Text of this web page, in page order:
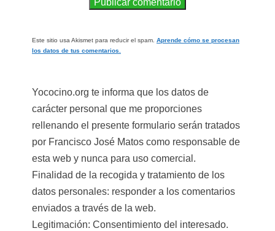
Este sitio usa Akismet para reducir el spam. Aprende cómo se procesan
los datos de tus comentarios.
Yococino.org te informa que los datos de
carácter personal que me proporciones
rellenando el presente formulario serán tratados
por Francisco José Matos como responsable de
esta web y nunca para uso comercial.
Finalidad de la recogida y tratamiento de los
datos personales: responder a los comentarios
enviados a través de la web.
Legitimación: Consentimiento del interesado.